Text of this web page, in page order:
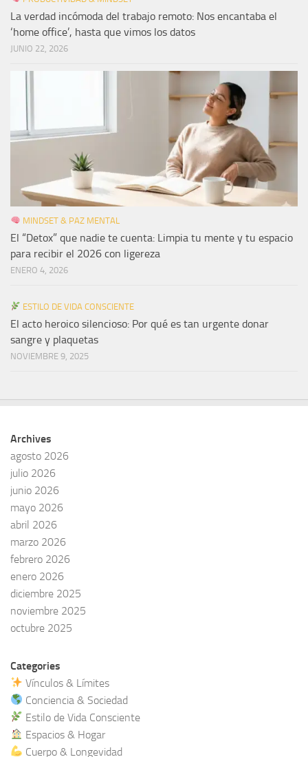
La verdad incómoda del trabajo remoto: Nos encantaba el
‘home office’, hasta que vimos los datos
JUNIO 22, 2026
MINDSET & PAZ MENTAL
El “Detox” que nadie te cuenta: Limpia tu mente y tu espacio
para recibir el 2026 con ligereza
ENERO 4, 2026
ESTILO DE VIDA CONSCIENTE
El acto heroico silencioso: Por qué es tan urgente donar
sangre y plaquetas
NOVIEMBRE 9, 2025
Archives
agosto 2026
julio 2026
junio 2026
mayo 2026
abril 2026
marzo 2026
febrero 2026
enero 2026
diciembre 2025
noviembre 2025
octubre 2025
Categories
Vínculos & Límites
Conciencia & Sociedad
Estilo de Vida Consciente
Espacios & Hogar
Cuerpo & Longevidad